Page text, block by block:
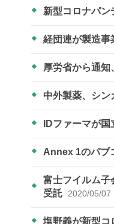
新型コロナパ
経団連が製造
厚労省から通
中外製薬、シ
IDファーマが
Annex 1のパブ
富士フイルム子
受託
2020/05/07
塩野義が新型